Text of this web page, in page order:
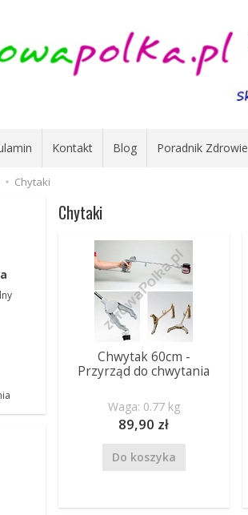
Kontakt Blog Poradnik Zdrowie
Chytaki
Chytaki
Chwytak 60cm -
Przyrząd do chwytania
Waga: 0.77 kg
89,90 zł
Do koszyka